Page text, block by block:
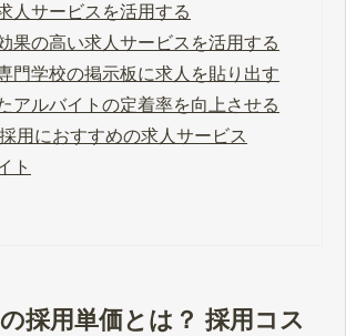
人サービスを活用する
果の高い求人サービスを活用する
門学校の掲示板に求人を貼り出す
アルバイトの定着率を向上させる
用におすすめの求人サービス
ト
採用単価とは？ 採用コス